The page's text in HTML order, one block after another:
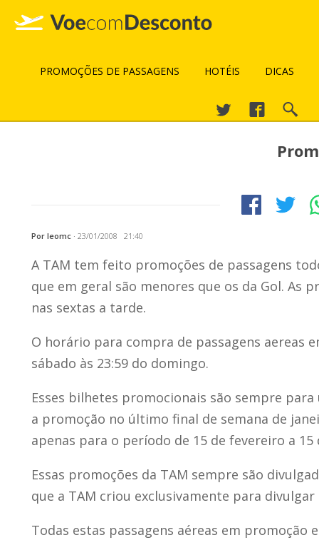
PROMOÇÕES DE PASSAGENS HOTÉIS DICAS
Por leomc · 23/01/2008 21:40
A TAM tem feito promoções de passagens
que em geral são menores que os da Gol. As
nas sextas a tarde.
O horário para compra de passagens aereas
sábado às 23:59 do domingo.
Esses bilhetes promocionais são sempre
a promoção no último final de semana de
apenas para o período de 15 de fevereiro a 15
Essas promoções da TAM sempre são
que a TAM criou exclusivamente para
Todas estas passagens aéreas em promoção